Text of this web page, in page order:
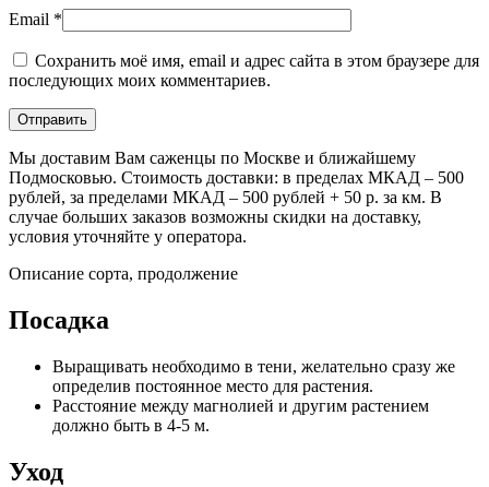
Email *
Сохранить моё имя, email и адрес сайта в этом браузере для
последующих моих комментариев.
Мы доставим Вам саженцы по Москве и ближайшему
Подмосковью. Стоимость доставки: в пределах МКАД – 500
рублей, за пределами МКАД – 500 рублей + 50 р. за км. В
случае больших заказов возможны скидки на доставку,
условия уточняйте у оператора.
Описание сорта, продолжение
Посадка
Выращивать необходимо в тени, желательно сразу же
определив постоянное место для растения.
Расстояние между магнолией и другим растением
должно быть в 4-5 м.
Уход